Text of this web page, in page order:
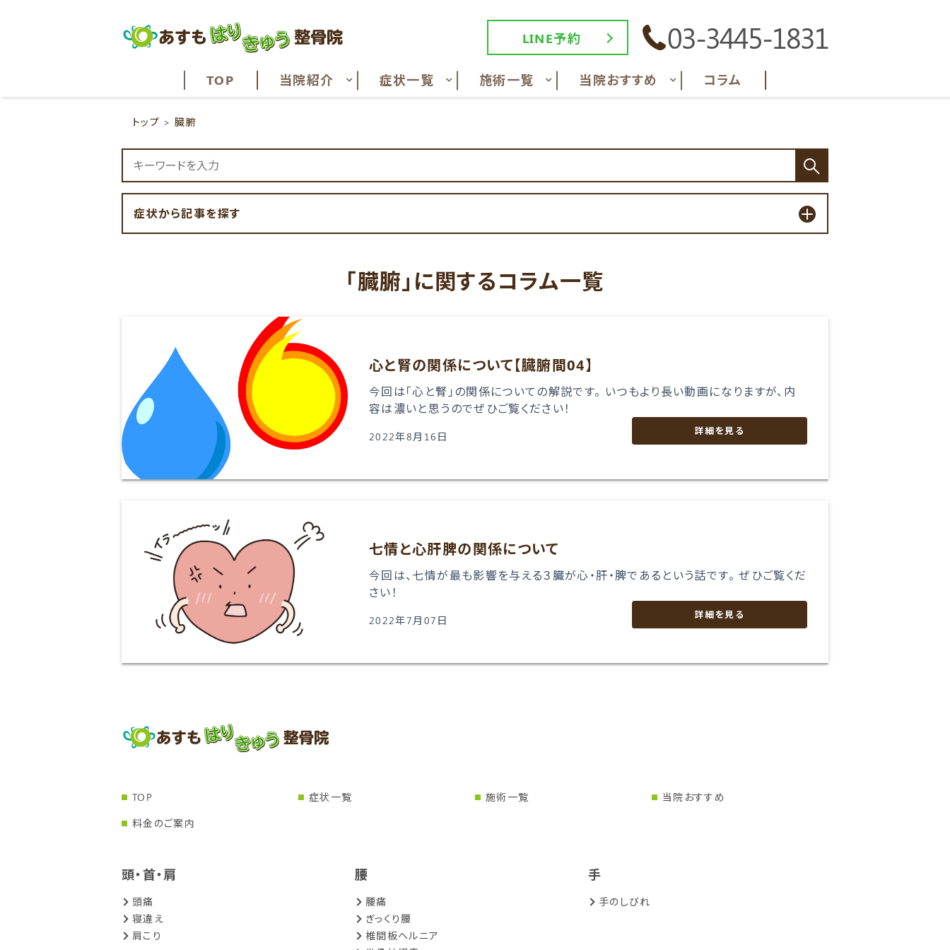
LINE予約 03-3445-1831
TOP 当院紹介 症状一覧 施術一覧 当院おすすめ コラム
トップ 臓腑
症状から記事を探す
「臓腑」に関するコラム一覧
心と腎の関係について【臓腑間04】
今回は「心と腎」の関係についての解説です。 いつもより長い動画になりますが、内
容は濃いと思うのでぜひご覧ください！
2022年8月16日 詳細を見る
七情と心肝脾の関係について
今回は、七情が最も影響を与える３臓が心・肝・脾であるという話です。 ぜひご覧くだ
さい！
2022年7月07日 詳細を見る
TOP 症状一覧 施術一覧
当院おすすめ
料金のご案内
頭・首・肩
頭痛
寝違え
肩こり
腰
腰痛
ぎっくり腰
椎間板ヘルニア
手
手のしびれ